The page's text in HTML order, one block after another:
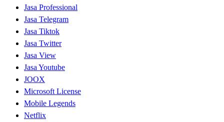
Jasa Professional
Jasa Telegram
Jasa Tiktok
Jasa Twitter
Jasa View
Jasa Youtube
JOOX
Microsoft License
Mobile Legends
Netflix